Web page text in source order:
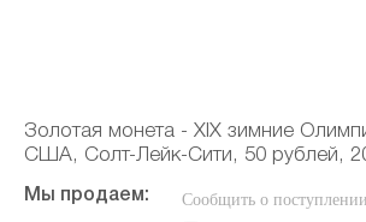
Золотая монета - XIX зимние
США, Солт-Лейк-Сити, 50 рублей,
Мы продаем: Сообщить о поступлении